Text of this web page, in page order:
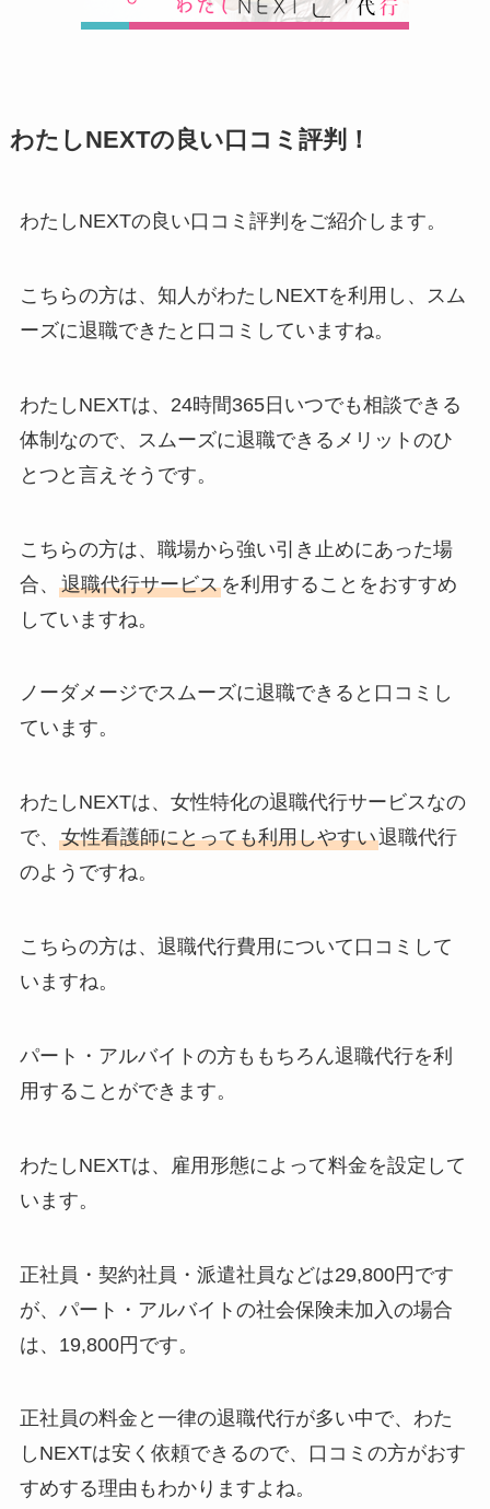
わたしNEXTの良い口コミ評判！
わたしNEXTの良い口コミ評判をご紹介します。
こちらの方は、知人がわたしNEXTを利用し、スム
ーズに退職できたと口コミしていますね。
わたしNEXTは、24時間365日いつでも相談できる
体制なので、スムーズに退職できるメリットのひ
とつと言えそうです。
こちらの方は、職場から強い引き止めにあった場
合、 退職代行サービスを利用することをおすすめ
していますね。
ノーダメージでスムーズに退職できると口コミし
ています。
わたしNEXTは、女性特化の退職代行サービスなの
で、 女性看護師にとっても利用しやすい退職代行
のようですね。
こちらの方は、退職代行費用について口コミして
いますね。
パート・アルバイトの方ももちろん退職代行を利
用することができます。
わたしNEXTは、雇用形態によって料金を設定して
います。
正社員・契約社員・派遣社員などは29,800円です
が、パート・アルバイトの社会保険未加入の場合
は、19,800円です。
正社員の料金と一律の退職代行が多い中で、わた
しNEXTは安く依頼できるので、口コミの方がおす
すめする理由もわかりますよね。